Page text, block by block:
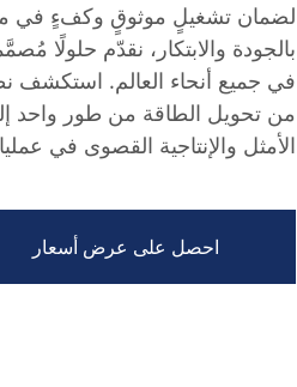
لضمان تشغيلٍ موثوقٍ وكفءٍ في
بالجودة والابتكار، نقدّم حلولًا
في جميع أنحاء العالم. استكشف
من تحويل الطاقة من طور واحد
الأمثل والإنتاجية القصوى في
احصل على عرض أسعار